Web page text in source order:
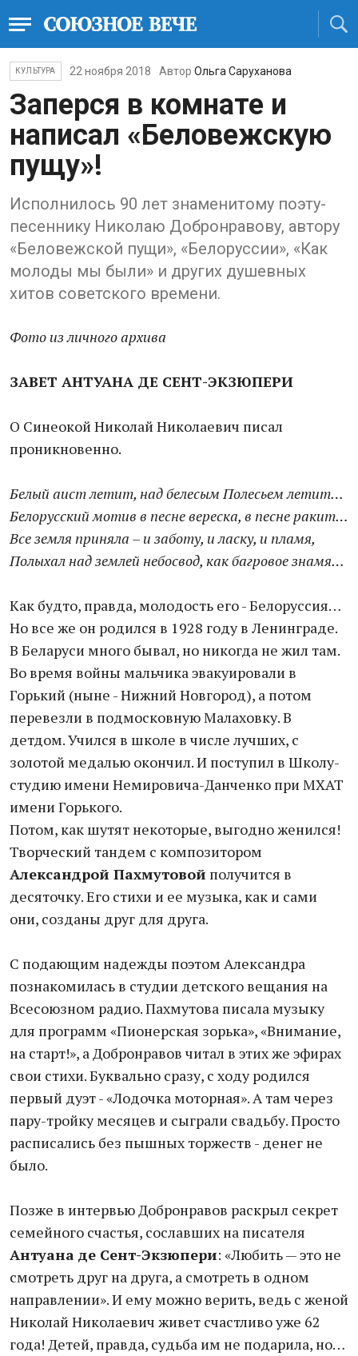
КУЛЬТУРА 22 ноября 2018 Автор Ольга Саруханова
Заперся в комнате и
написал «Беловежскую
пущу»!
Исполнилось 90 лет знаменитому поэту-
песеннику Николаю Добронравову, автору
«Беловежской пущи», «Белоруссии», «Как
молоды мы были» и других душевных
хитов советского времени.
Фото из личного архива
ЗАВЕТ АНТУАНА ДЕ СЕНТ-ЭКЗЮПЕРИ
О Синеокой Николай Николаевич писал
проникновенно.
Белый аист летит, над белесым Полесьем летит…
Белорусский мотив в песне вереска, в песне ракит…
Все земля приняла – и заботу, и ласку, и пламя,
Полыхал над землей небосвод, как багровое знамя…
Как будто, правда, молодость его - Белоруссия…
Но все же он родился в 1928 году в Ленинграде.
В Беларуси много бывал, но никогда не жил там.
Во время войны мальчика эвакуировали в
Горький (ныне - Нижний Новгород), а потом
перевезли в подмосковную Малаховку. В
детдом. Учился в школе в числе лучших, с
золотой медалью окончил. И поступил в Школу-
студию имени Немировича-Данченко при МХАТ
имени Горького.
Потом, как шутят некоторые, выгодно женился!
Творческий тандем с композитором
Александрой Пахмутовой получится в
десяточку. Его стихи и ее музыка, как и сами
они, созданы друг для друга.
С подающим надежды поэтом Александра
познакомилась в студии детского вещания на
Всесоюзном радио. Пахмутова писала музыку
для программ «Пионерская зорька», «Внимание,
на старт!», а Добронравов читал в этих же эфирах
свои стихи. Буквально сразу, с ходу родился
первый дуэт - «Лодочка моторная». А там через
пару-тройку месяцев и сыграли свадьбу. Просто
расписались без пышных торжеств - денег не
было.
Позже в интервью Добронравов раскрыл секрет
семейного счастья, сославших на писателя
Антуана де Сент-Экзюпери: «Любить — это не
смотреть друг на друга, а смотреть в одном
направлении». И ему можно верить, ведь с женой
Николай Николаевич живет счастливо уже 62
года! Детей, правда, судьба им не подарила, но…